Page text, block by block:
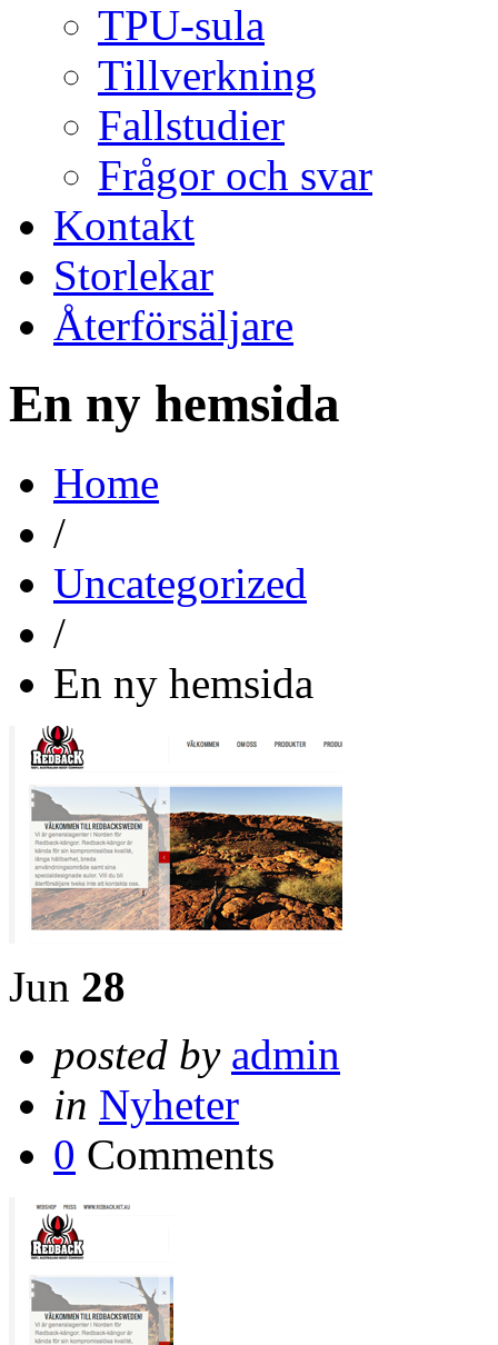
TPU-sula
Tillverkning
Fallstudier
Frågor och svar
Kontakt
Storlekar
Återförsäljare
En ny hemsida
Home
/
Uncategorized
/
En ny hemsida
Jun 28
posted by admin
in Nyheter
0 Comments